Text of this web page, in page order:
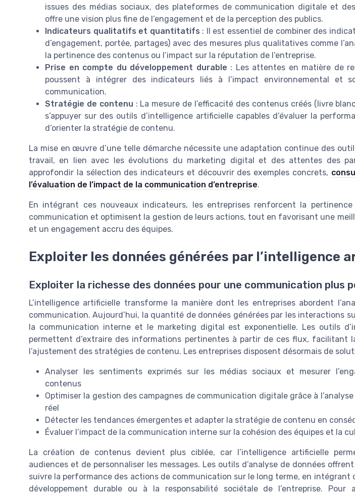
issues des médias sociaux, des plateformes de communication digitale et
offre une vision plus fine de l’engagement et de la perception des publics.
Indicateurs qualitatifs et quantitatifs : Il est essentiel de combiner des
d’engagement, portée, partages) avec des mesures plus qualitatives comme
la pertinence des contenus ou l’impact sur la réputation de l’entreprise.
Prise en compte du développement durable : Les attentes en matière de
poussent à intégrer des indicateurs liés à l’impact environnemental et
communication.
Stratégie de contenu : La mesure de l’efficacité des contenus créés (livre
s’appuyer sur des outils d’intelligence artificielle capables d’évaluer la
d’orienter la stratégie de contenu.
La mise en œuvre d’une telle démarche nécessite une adaptation continue des
travail, en lien avec les évolutions du marketing digital et des attentes des
approfondir la sélection des indicateurs et découvrir des exemples concrets,
l’évaluation de l’impact de la communication d’entreprise.
En intégrant ces nouveaux indicateurs, les entreprises renforcent la
communication et optimisent la gestion de leurs actions, tout en favorisant une
et un engagement accru des équipes.
Exploiter les données générées par l’intelligence
Exploiter la richesse des données pour une communication plus
L’intelligence artificielle transforme la manière dont les entreprises abordent
communication. Aujourd’hui, la quantité de données générées par les interactions
la communication interne et le marketing digital est exponentielle. Les outils
permettent d’extraire des informations pertinentes à partir de ces flux, facilitant
l’ajustement des stratégies de contenu. Les entreprises disposent désormais de
Analyser les sentiments exprimés sur les médias sociaux et mesurer
contenus
Optimiser la gestion des campagnes de communication digitale grâce à
réel
Détecter les tendances émergentes et adapter la stratégie de contenu en
Évaluer l’impact de la communication interne sur la cohésion des équipes et la
La création de contenus devient plus ciblée, car l’intelligence artificielle
audiences et de personnaliser les messages. Les outils d’analyse de données
suivre la performance des actions de communication sur le long terme, en intégrant
développement durable ou à la responsabilité sociétale de l’entreprise.